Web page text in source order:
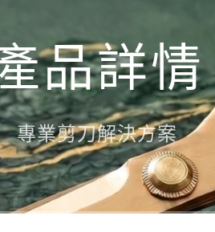
品詳情
專業剪刀解決方案